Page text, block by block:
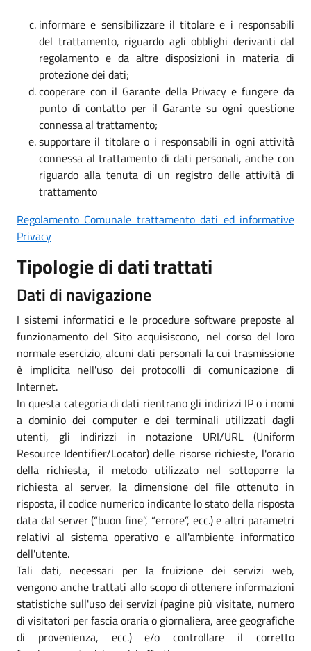
informare e sensibilizzare il titolare e i responsabili
del trattamento, riguardo agli obblighi derivanti dal
regolamento e da altre disposizioni in materia di
protezione dei dati;
cooperare con il Garante della Privacy e fungere da
punto di contatto per il Garante su ogni questione
connessa al trattamento;
supportare il titolare o i responsabili in ogni attività
connessa al trattamento di dati personali, anche con
riguardo alla tenuta di un registro delle attività di
trattamento
Regolamento Comunale trattamento dati ed informative
Privacy
Tipologie di dati trattati
Dati di navigazione
I sistemi informatici e le procedure software preposte al
funzionamento del Sito acquisiscono, nel corso del loro
normale esercizio, alcuni dati personali la cui trasmissione
è implicita nell'uso dei protocolli di comunicazione di
Internet.
In questa categoria di dati rientrano gli indirizzi IP o i nomi
a dominio dei computer e dei terminali utilizzati dagli
utenti, gli indirizzi in notazione URI/URL (Uniform
Resource Identifier/Locator) delle risorse richieste, l'orario
della richiesta, il metodo utilizzato nel sottoporre la
richiesta al server, la dimensione del file ottenuto in
risposta, il codice numerico indicante lo stato della risposta
data dal server (“buon fine”, “errore”, ecc.) e altri parametri
relativi al sistema operativo e all'ambiente informatico
dell'utente.
Tali dati, necessari per la fruizione dei servizi web,
vengono anche trattati allo scopo di ottenere informazioni
statistiche sull'uso dei servizi (pagine più visitate, numero
di visitatori per fascia oraria o giornaliera, aree geografiche
di provenienza, ecc.) e/o controllare il corretto